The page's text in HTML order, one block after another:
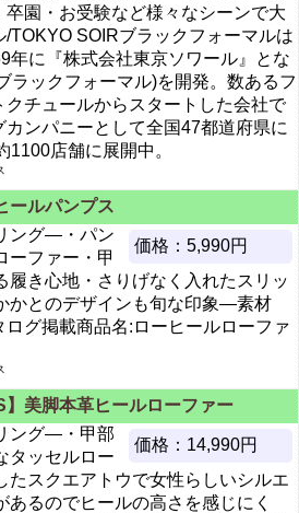
園・お受験など様々なシーンで大
TOKYO SOIRブラックフォーマルは
年に『株式会社東京ソワール』とな
ラックフォーマル)を開発。数あるフ
チュールからスタートした会社で
ンパニーとして全国47都道府県に
店舗に展開中。
ールパンプス
価格：5,990円
ング―・パン
ーファー・甲
履き心地・さりげなく入れたスリッ
かとのデザインも旬な印象―素材
グ掲載商品名:ローヒールローファ
】美脚本革ヒールローファー
価格：14,990円
ング―・甲部
タッセルロー
たスクエアトウで女性らしいシルエ
あるのでヒールの高さを感じにく